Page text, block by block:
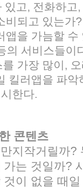
있고, 전화하
비되고 있는가
앱을 가늠할
의 서비스들이
가장 많이,
킬러앱을 파
한다.
콘텐츠
지작거릴까?
는 것일까?
이 없을 때